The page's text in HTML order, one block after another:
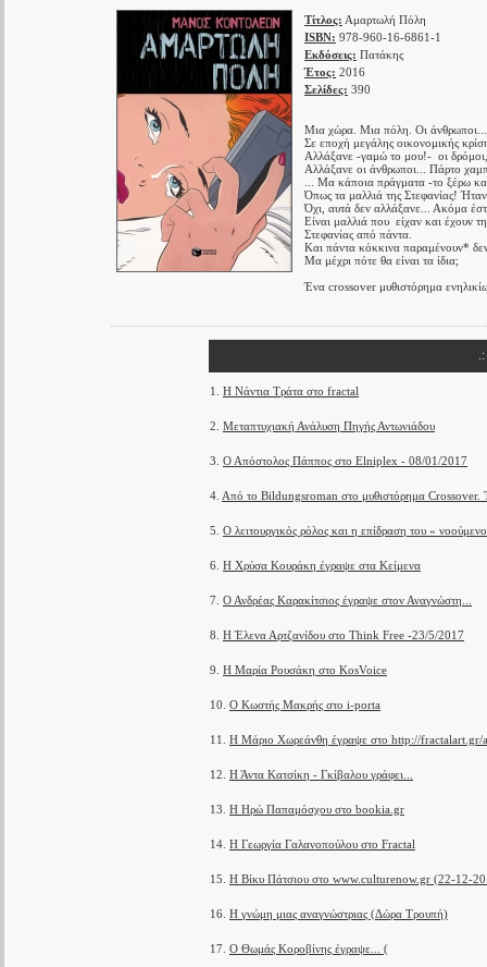
Τίτλος: Αμαρτωλή Πόλη
ISBN: 978-960-16-6861-1
Εκδόσεις: Πατάκης
Έτος: 2016
Σελίδες: 390
Μια χώρα. Μια πόλη. Οι άνθρωποι...
Σε εποχή μεγάλης οικονομικής
Αλλάξανε -γαμώ το μου!- οι δρόμοι,
Αλλάξανε οι άνθρωποι... Πάρτο
... Μα κάποια πράγματα -το ξέρω
Όπως τα μαλλιά της Στεφανίας!
Όχι, αυτά δεν αλλάξανε... Ακόμα
Είναι μαλλιά που είχαν και έχουν
Στεφανίας από πάντα.
Και πάντα κόκκινα παραμένουν*
Μα μέχρι πότε θα είναι τα ίδια;
Ένα crossover μυθιστόρημα
1. Η Νάντια Τράτα στο fractal
2. Μεταπτυχιακή Ανάλυση Πηγής Αντωνιάδου
3. Ο Απόστολος Πάππος στο Elniplex - 08/01/2017
4. Από το Bildungsroman στο μυθιστόρημα Crossover.
5. Ο λειτουργικός ρόλος και η επίδραση του «
6. Η Χρύσα Κουράκη έγραψε στα Κείμενα
7. Ο Ανδρέας Καρακίτσιος έγραψε στον Αναγνώστη...
8. Η Έλενα Αρτζανίδου στο Think Free -23/5/2017
9. Η Μαρία Ρουσάκη στο KosVoice
10. Ο Κωστής Μακρής στο i-porta
11. Η Μάριο Χωρεάνθη έγραψε στο http://
12. Η Άντα Κατσίκη - Γκίβαλου γράφει...
13. Η Ηρώ Παπαμόσχου στο bookia.gr
14. Η Γεωργία Γαλανοπούλου στο Fractal
15. Η Βίκυ Πάτσιου στο www.culturenow.gr (22-12-
16. Η γνώμη μιας αναγνώστριας (Δώρα Τρουπή)
17. Ο Θωμάς Κοροβίνης έγραψε... (